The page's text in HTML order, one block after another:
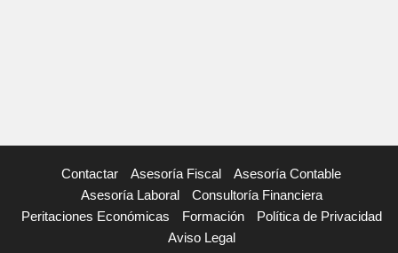
Contactar Asesoría Fiscal
Asesoría Contable
Asesoría Laboral
Consultoría Financiera
Peritaciones Económicas
Formación
Política de Privacidad
Aviso Legal